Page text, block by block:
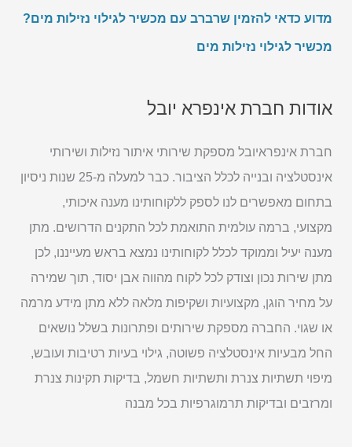
מדוע כדאי להזמין שרברב עם מכשיר לגילוי נזילות מים?
מכשיר לגילוי נזילות מים
אודות חברת אינפרא יובל
חברת אינפראיובל מספקת שירותי איתור נזילות ושירותי
אינסטלציה ובנייה לכלל הציבור. כבר למעלה מ-25 שנות ניסיון
בתחום מאפשרים לנו לספק ללקוחותינו מענה איכותי,
מקצועי, ברמה עולמית התואמת לכל התקנים הדרושים. מתן
מענה יעיל וממוקד לכלל לקוחותינו נמצא בראש מעייננו, לכן
מתן שירות נכון וצודק לכל לקוח מהווה אבן יסוד, תוך שמירה
על מחיר הוגן, מקצועיות ושקיפות מלאה ללא מתן מידע מרמה
או שגוי. החברה מספקת שירותים ופתרונות בשלל נושאים
החל מבעיות אינסטלציה פשוטה, גילוי בעיות רטיבות ועובש,
מיפוי תשתיות צנרת ותשתיות חשמל, בדיקות תקינות צנרת
ומרזבים ובדיקות תרמוגרפיות בכל מבנה